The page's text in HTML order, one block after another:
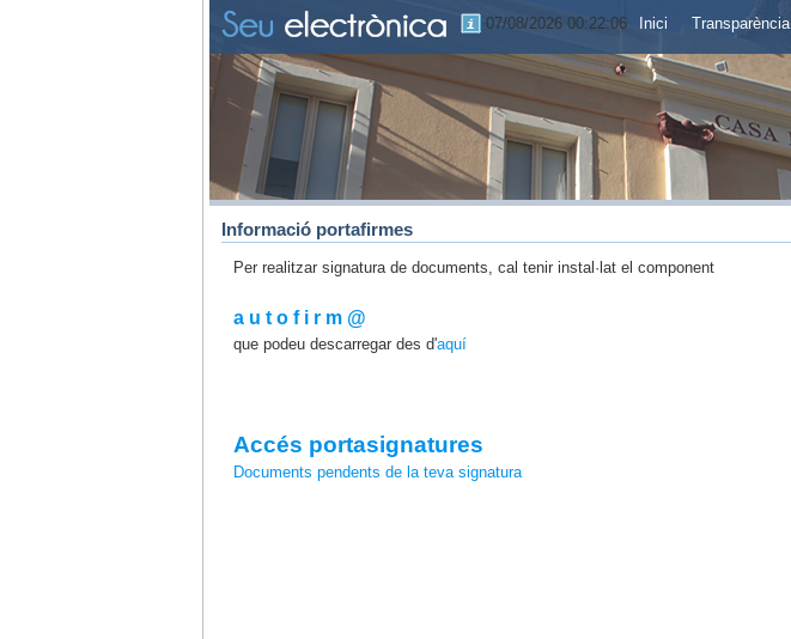
07/08/2026 00:22:06 Inici Transparència
Informació portafirmes
Per realitzar signatura de documents, cal tenir instal·lat el component
a u t o f i r m @
que podeu descarregar des d'aquí
Accés portasignatures
Documents pendents de la teva signatura